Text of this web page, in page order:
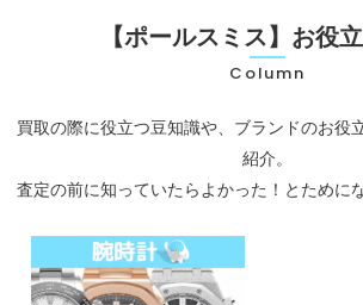
【ポールスミス】お役
Column
買取の際に役立つ豆知識や、ブランドのお役
紹介。
査定の前に知っていたらよかった！とために